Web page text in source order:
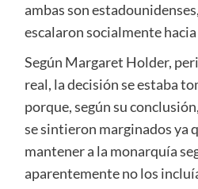
ambas son
escalaron socialmente
Según Margaret Holder,
real, la decisión se estaba
porque, según su
se sintieron marginados ya
mantener a la monarquía
aparentemente no los